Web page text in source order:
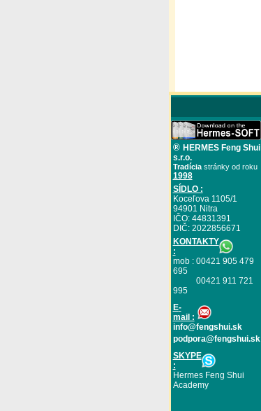
® HERMES Feng Shui
s.r.o.
Tradíciastránky od roku
1998
SÍDLO :
Koceľova 1105/1
94901 Nitra
IČO: 44831391
DIČ: 2022856671
KONTAKTY
:
mob : 00421 905 479
695
00421 911 721
995
E-
mail :
info@fengshui.sk
podpora@fengshui.sk
SKYPE
:
Hermes Feng Shui
Academy